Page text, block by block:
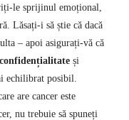
le sprijinul emoțional,
Lăsați-i să știe că dacă
– apoi asigurați-vă că
și
echilibrat posibil.
are cancer este
nu trebuie să spuneți